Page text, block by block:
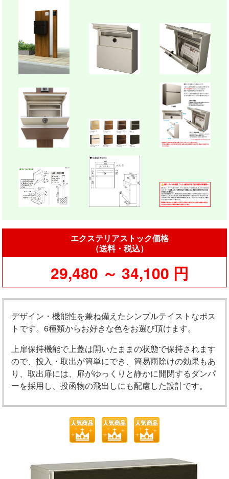
エクステリアストック価格
（送料・税込）
29,480 ～ 34,100 円
デザイン・機能性を兼ね備えたシンプルテイストなポス
トです。6種類からお好きな色をお選び頂けます。
上扉保持機能で上蓋は開いたままの状態で保持されます
ので、投入・取出が簡単にでき、簡易雨除けの効果もあ
り、取出扉には、扉がゆっくりと静かに開閉するダンパ
ーを採用し、投函物の飛出しにも配慮した設計です。